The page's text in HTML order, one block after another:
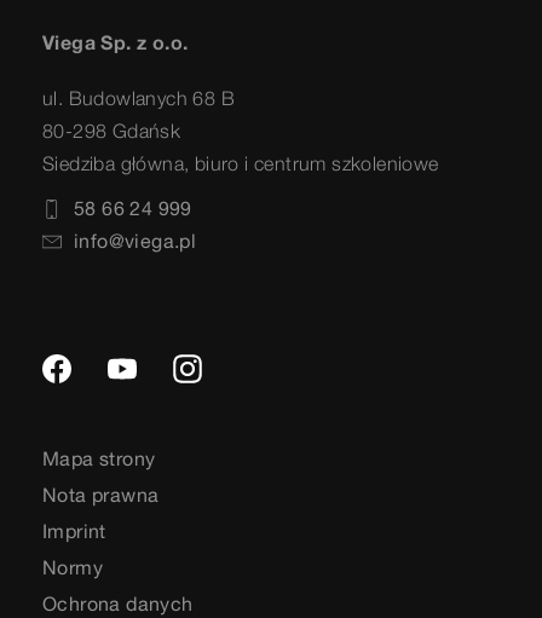
Viega Sp. z o.o.
ul. Budowlanych 68 B
80-298 Gdańsk
Siedziba główna, biuro i centrum szkoleniowe
58 66 24 999
info@viega.pl
Mapa strony
Nota prawna
Imprint
Normy
Ochrona danych